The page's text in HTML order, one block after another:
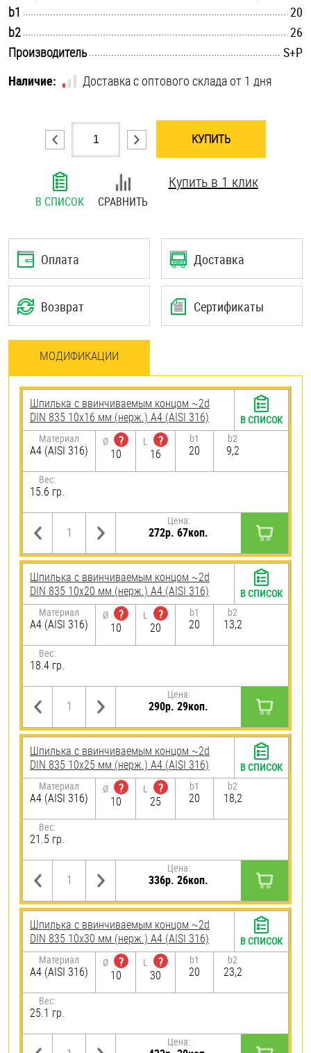
Хомуты
Шайбы
Шпильки
Штифты и пальцы
b1
20
b2
26
Производитель
S+P
Наличие:
Доставка с оптового склада от 1 дня
КУПИТЬ
В СПИСОК СРАВНИТЬ
Купить в 1 клик
Оплата Доставка
Возврат Сертификаты
МОДИФИКАЦИИ
Шпилька c ввинчиваемым концом ~2d
DIN 835 10х16 мм (нерж.) A4 (AISI 316)
Материал
A4 (AISI 316)
Ø
?
10
L
?
16
b1
20
b2
9,2
Вес:
15.6 гр.
Цена:
272р. 67коп.
В СПИСОК
Шпилька c ввинчиваемым концом ~2d
DIN 835 10х20 мм (нерж.) A4 (AISI 316)
Материал
A4 (AISI 316)
Ø
?
10
L
?
20
b1
20
b2
13,2
Вес:
18.4 гр.
Цена:
290р. 29коп.
В СПИСОК
Шпилька c ввинчиваемым концом ~2d
DIN 835 10х25 мм (нерж.) A4 (AISI 316)
Материал
A4 (AISI 316)
Ø
?
10
L
?
25
b1
20
b2
18,2
Вес:
21.5 гр.
Цена:
336р. 26коп.
В СПИСОК
Шпилька c ввинчиваемым концом ~2d
DIN 835 10х30 мм (нерж.) A4 (AISI 316)
Материал
A4 (AISI 316)
Ø
?
10
L
?
30
b1
20
b2
23,2
Вес:
25.1 гр.
Цена:
В СПИСОК